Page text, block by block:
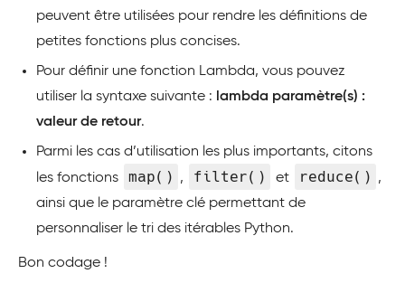
peuvent être utilisées pour rendre les définitions de
petites fonctions plus concises.
Pour définir une fonction Lambda, vous pouvez
utiliser la syntaxe suivante : lambda paramètre(s) :
valeur de retour.
Parmi les cas d’utilisation les plus importants, citons
les fonctions
map() , filter() et reduce()
,
ainsi que le paramètre clé permettant de
personnaliser le tri des itérables Python.
Bon codage !